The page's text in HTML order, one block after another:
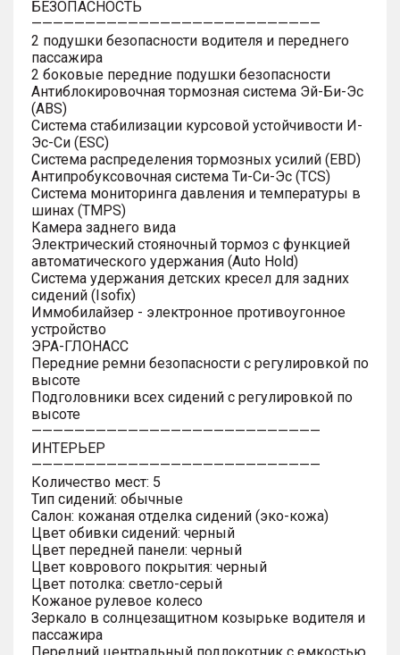
БЕЗОПАСНОСТЬ
———————————————————————————
2 подушки безопасности водителя и переднего
пассажира
2 боковые передние подушки безопасности
Антиблокировочная тормозная система Эй-Би-Эс
(ABS)
Система стабилизации курсовой устойчивости И-
Эс-Си (ESC)
Система распределения тормозных усилий (EBD)
Антипробуксовочная система Ти-Си-Эс (TCS)
Система мониторинга давления и температуры в
шинах (TMPS)
Камера заднего вида
Электрический стояночный тормоз с функцией
автоматического удержания (Auto Hold)
Система удержания детских кресел для задних
сидений (Isofix)
Иммобилайзер - электронное противоугонное
устройство
ЭРА-ГЛОНАСС
Передние ремни безопасности с регулировкой по
высоте
Подголовники всех сидений с регулировкой по
высоте
———————————————————————————
ИНТЕРЬЕР
———————————————————————————
Количество мест: 5
Тип сидений: обычные
Салон: кожаная отделка сидений (эко-кожа)
Цвет обивки сидений: черный
Цвет передней панели: черный
Цвет коврового покрытия: черный
Цвет потолка: светло-серый
Кожаное рулевое колесо
Зеркало в солнцезащитном козырьке водителя и
пассажира
Передний центральный подлокотник с емкостью